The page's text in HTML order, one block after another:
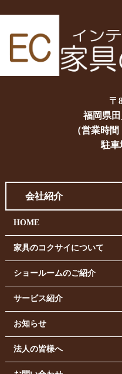
〒
福岡県
（営業時間
駐車
会社紹介
HOME
家具のコクサイについて
ショールームのご紹介
サービス紹介
お知らせ
法人の皆様へ